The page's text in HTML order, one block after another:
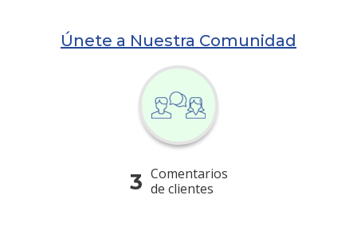
Únete a Nuestra Comunidad
3 Comentarios
de clientes